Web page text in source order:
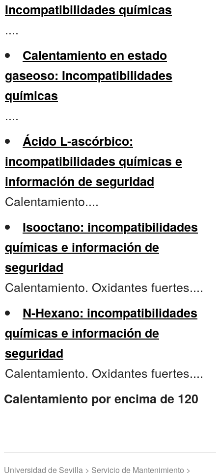
Incompatibilidades químicas
....
Calentamiento en estado
gaseoso: Incompatibilidades
químicas
....
Ácido L-ascórbico:
incompatibilidades químicas e
información de seguridad
Calentamiento....
Isooctano: incompatibilidades
químicas e información de
seguridad
Calentamiento. Oxidantes fuertes....
N-Hexano: incompatibilidades
químicas e información de
seguridad
Calentamiento. Oxidantes fuertes....
Calentamiento por encima de 120
Universidad de Sevilla > Servicio de Mantenimiento >